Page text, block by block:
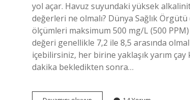
yol açar. Havuz suyundaki yüksek
değerleri ne olmalı? Dünya Sağlık
ölçümleri maksimum 500 mg/L (500 PPM)
değeri genellikle 7,2 ile 8,5 arasında
içebilirsiniz, her birine yaklaşık yarım
dakika bekledikten sonra…